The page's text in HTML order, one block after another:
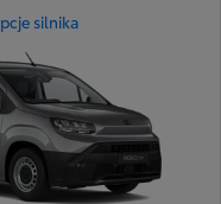
silnika